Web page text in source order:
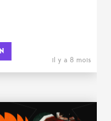
il y a 8 mois